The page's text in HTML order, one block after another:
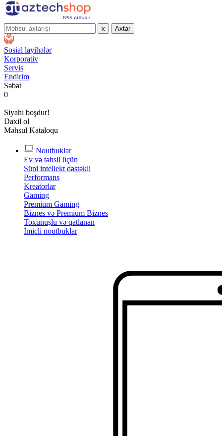
x Axtar
Sosial layihələr
Korporativ
Servis
Endirim
Səbət
0
Siyahı boşdur!
Daxil ol
Məhsul Kataloqu
Noutbuklar
Ev və təhsil üçün
Süni intellekt dəstəkli
Performans
Kreatorlar
Gaming
Premium Gaming
Biznes və Premium Biznes
Toxunuşlu və qatlanan
İmicli noutbuklar